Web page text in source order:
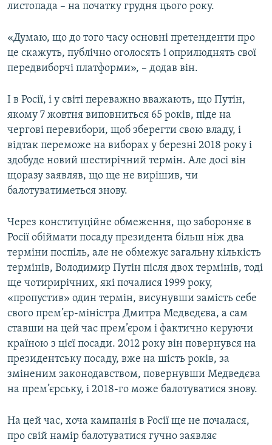
листопада – на початку грудня цього року.
«Думаю, що до того часу основні претенденти про
це скажуть, публічно оголосять і оприлюднять свої
передвиборчі платформи», – додав він.
І в Росії, і у світі переважно вважають, що Путін,
якому 7 жовтня виповниться 65 років, піде на
чергові перевибори, щоб зберегти свою владу, і
відтак переможе на виборах у березні 2018 року і
здобуде новий шестирічний термін. Але досі він
щоразу заявляв, що ще не вирішив, чи
балотуватиметься знову.
Через конституційне обмеження, що забороняє в
Росії обіймати посаду президента більш ніж два
терміни поспіль, але не обмежує загальну кількість
термінів, Володимир Путін після двох термінів, тоді
ще чотирирічних, які почалися 1999 року,
«пропустив» один термін, висунувши замість себе
свого прем’єр-міністра Дмитра Медведєва, а сам
ставши на цей час прем’єром і фактично керуючи
країною з цієї посади. 2012 року він повернувся на
президентську посаду, вже на шість років, за
зміненим законодавством, повернувши Медведєва
на прем’єрську, і 2018-го може балотуватися знову.
На цей час, хоча кампанія в Росії ще не почалася,
про свій намір балотуватися гучно заявляє